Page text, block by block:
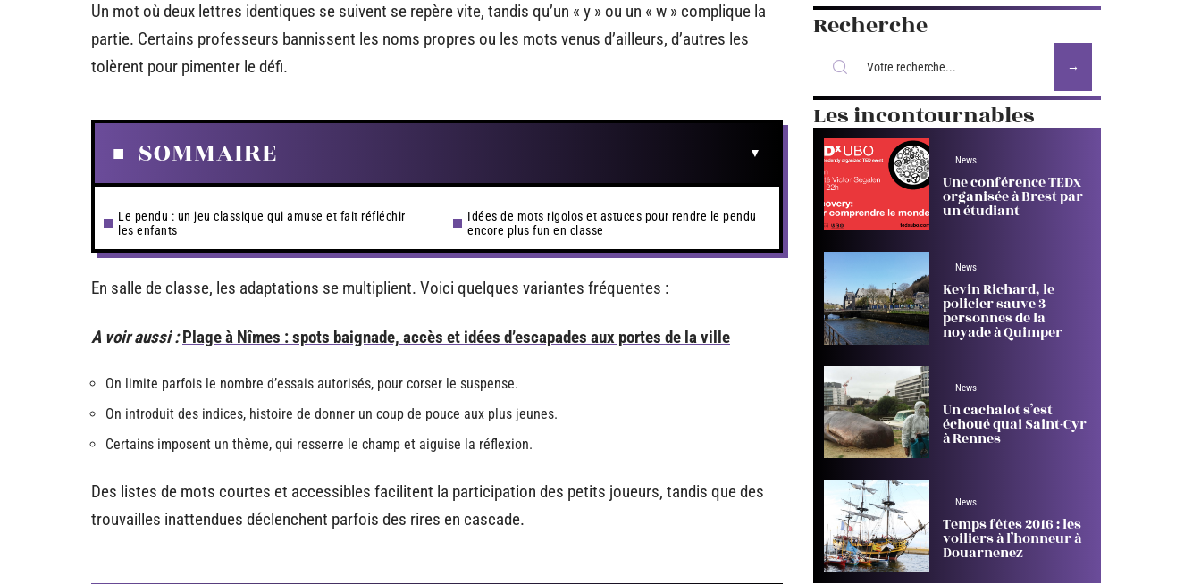
Un mot où deux lettres identiques se suivent se repère vite, tandis qu’un « y » ou un « w » complique la
partie. Certains professeurs bannissent les noms propres ou les mots venus d’ailleurs, d’autres les
tolèrent pour pimenter le défi.
SOMMAIRE
Le pendu : un jeu classique qui amuse et fait réfléchir
les enfants
Idées de mots rigolos et astuces pour rendre le pendu
encore plus fun en classe
En salle de classe, les adaptations se multiplient. Voici quelques variantes fréquentes :
A voir aussi : Plage à Nîmes : spots baignade, accès et idées d’escapades aux portes de la ville
On limite parfois le nombre d’essais autorisés, pour corser le suspense.
On introduit des indices, histoire de donner un coup de pouce aux plus jeunes.
Certains imposent un thème, qui resserre le champ et aiguise la réflexion.
Des listes de mots courtes et accessibles facilitent la participation des petits joueurs, tandis que des
trouvailles inattendues déclenchent parfois des rires en cascade.
Recherche
Les incontournables
News
Une conférence TEDx
organisée à Brest par
un étudiant
News
Kevin Richard, le
policier sauve 3
personnes de la
noyade à Quimper
News
Un cachalot s’est
échoué quai Saint-Cyr
à Rennes
News
Temps fêtes 2016 : les
voiliers à l’honneur à
Douarnenez